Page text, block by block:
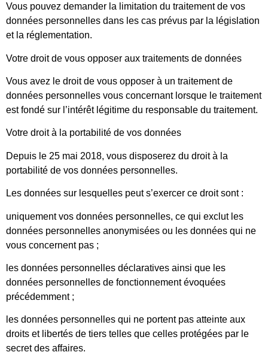
Vous pouvez demander la limitation du traitement de vos
données personnelles dans les cas prévus par la législation
et la réglementation.
Votre droit de vous opposer aux traitements de données
Vous avez le droit de vous opposer à un traitement de
données personnelles vous concernant lorsque le traitement
est fondé sur l’intérêt légitime du responsable du traitement.
Votre droit à la portabilité de vos données
Depuis le 25 mai 2018, vous disposerez du droit à la
portabilité de vos données personnelles.
Les données sur lesquelles peut s’exercer ce droit sont :
uniquement vos données personnelles, ce qui exclut les
données personnelles anonymisées ou les données qui ne
vous concernent pas ;
les données personnelles déclaratives ainsi que les
données personnelles de fonctionnement évoquées
précédemment ;
les données personnelles qui ne portent pas atteinte aux
droits et libertés de tiers telles que celles protégées par le
secret des affaires.